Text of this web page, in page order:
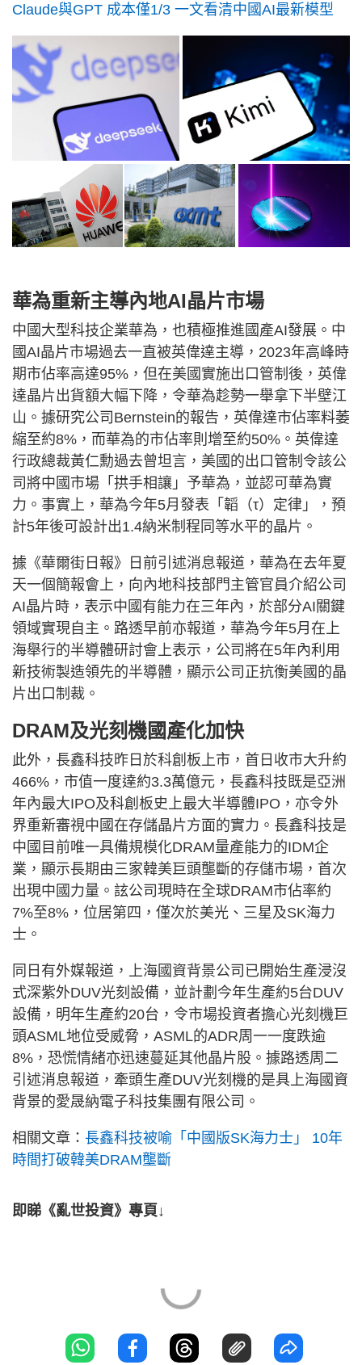
Claude與GPT 成本僅1/3 一文看清中國AI最新模型
華為重新主導內地AI晶片市場
中國大型科技企業華為，也積極推進國產AI發展。中
國AI晶片市場過去一直被英偉達主導，2023年高峰時
期市佔率高達95%，但在美國實施出口管制後，英偉
達晶片出貨額大幅下降，令華為趁勢一舉拿下半壁江
山。據研究公司Bernstein的報告，英偉達市佔率料萎
縮至約8%，而華為的市佔率則增至約50%。英偉達
行政總裁黃仁勳過去曾坦言，美國的出口管制令該公
司將中國市場「拱手相讓」予華為，並認可華為實
力。事實上，華為今年5月發表「韜（τ）定律」，預
計5年後可設計出1.4納米制程同等水平的晶片。
據《華爾街日報》日前引述消息報道，華為在去年夏
天一個簡報會上，向內地科技部門主管官員介紹公司
AI晶片時，表示中國有能力在三年內，於部分AI關鍵
領域實現自主。路透早前亦報道，華為今年5月在上
海舉行的半導體研討會上表示，公司將在5年內利用
新技術製造領先的半導體，顯示公司正抗衡美國的晶
片出口制裁。
DRAM及光刻機國產化加快
此外，長鑫科技昨日於科創板上市，首日收市大升約
466%，市值一度達約3.3萬億元，長鑫科技既是亞洲
年內最大IPO及科創板史上最大半導體IPO，亦令外
界重新審視中國在存儲晶片方面的實力。長鑫科技是
中國目前唯一具備規模化DRAM量產能力的IDM企
業，顯示長期由三家韓美巨頭壟斷的存儲市場，首次
出現中國力量。詃公司現時在全球DRAM市佔率約
7%至8%，位居第四，僅次於美光、三星及SK海力
士。
同日有外媒報道，上海國資背景公司已開始生產浸沒
式深紫外DUV光刻設備，並計劃今年生產約5台DUV
設備，明年生產約20台，令市場投資者擔心光刻機巨
頭ASML地位受威脅，ASML的ADR周一一度跌逾
8%，恐慌情緒亦迅速蔓延其他晶片股。據路透周二
引述消息報道，牽頭生產DUV光刻機的是具上海國資
背景的愛晟納電子科技集團有限公司。
相關文章： 長鑫科技被喻「中國版SK海力士」 10年
時間打破韓美DRAM壟斷
即睇《亂世投資》專頁↓